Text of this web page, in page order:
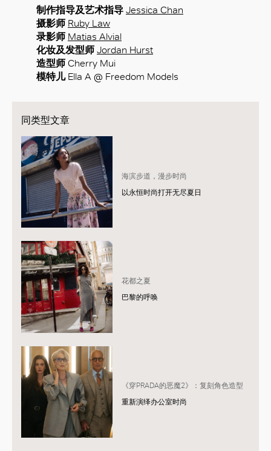
制作指导及艺术指导 Jessica Chan
摄影师 Ruby Law
录影师 Matias Alvial
化妆及发型师 Jordan Hurst
造型师 Cherry Mui
模特儿Ella A @ Freedom Models
同类型文章
海滨步道，漫步时尚
以永恒时尚打开无尽夏日
花都之夏
巴黎的呼唤
《穿PRADA的恶魔2》：复刻角色造型
重新演绎办公室时尚